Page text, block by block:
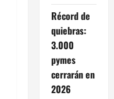
Récord de
quiebras:
3.000
pymes
cerrarán en
2026